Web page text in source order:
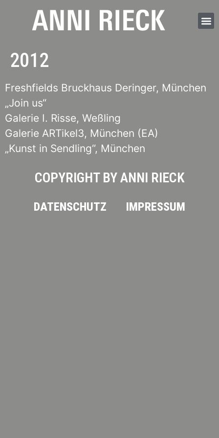
2012
Freshfields Bruckhaus Deringer, München
„Join us“
Galerie I. Risse, Weßling
Galerie ARTikel3, München (EA)
„Kunst in Sendling“, München
COPYRIGHT BY ANNI RIECK
DATENSCHUTZ IMPRESSUM